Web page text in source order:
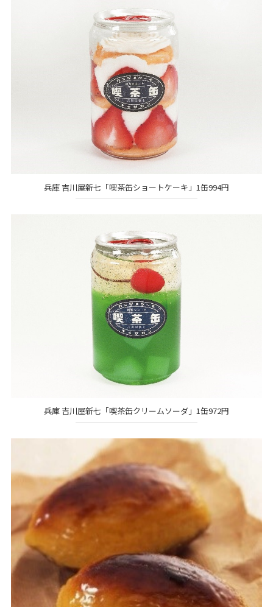
兵庫 吉川屋新七「喫茶缶ショートケーキ」1缶994円
兵庫 吉川屋新七「喫茶缶クリームソーダ」1缶972円